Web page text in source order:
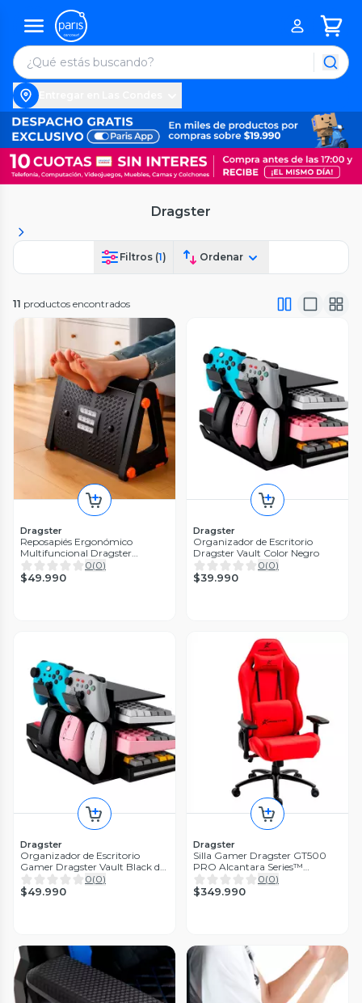
Dragster
Filtros (1) Ordenar
11 productos encontrados
Dragster
Reposapiés Ergonómico
Multifuncional Dragster
ErgoStep Ajustable con Masaje
0(0)
$49.990
Dragster
Organizador de Escritorio
Dragster Vault Color Negro
0(0)
$39.990
Dragster
Organizador de Escritorio
Gamer Dragster Vault Black de
Acrílico con 3 Bandejas
0(0)
$49.990
Dragster
Silla Gamer Dragster GT500
PRO Alcantara Series™
Reclinable 180° Reposabrazos
4D hasta 180 kg
0(0)
$349.990